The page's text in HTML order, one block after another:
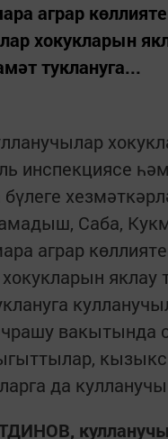
аграр
хокукларын
туклануга...
инспекциясе
Саба,
аграр
вакытында
да